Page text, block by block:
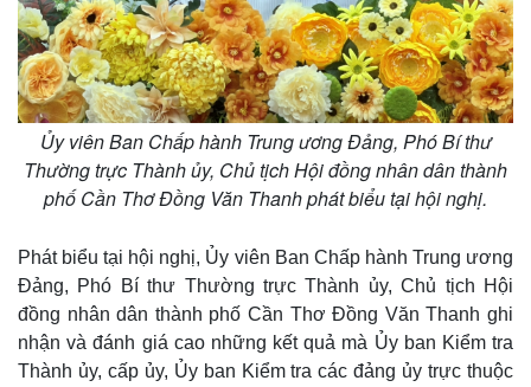
Ủy viên Ban Chấp hành Trung ương Đảng, Phó Bí thư
Thường trực Thành ủy, Chủ tịch Hội đồng nhân dân thành
phố Cần Thơ Đồng Văn Thanh phát biểu tại hội nghị.
Phát biểu tại hội nghị, Ủy viên Ban Chấp hành Trung ương
Đảng, Phó Bí thư Thường trực Thành ủy, Chủ tịch Hội
đồng nhân dân thành phố Cần Thơ Đồng Văn Thanh ghi
nhận và đánh giá cao những kết quả mà Ủy ban Kiểm tra
Thành ủy, cấp ủy, Ủy ban Kiểm tra các đảng ủy trực thuộc